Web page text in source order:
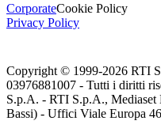
CorporateCookie Policy
Privacy Policy
Copyright © 1999-2026 RTI
03976881007 - Tutti i diritti
S.p.A. - RTI S.p.A., Mediaset
Bassi) - Uffici Viale Europa